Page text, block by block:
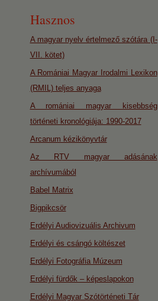
Hasznos
A magyar nyelv értelmező szótára (I-
VII. kötet)
A Romániai Magyar Irodalmi Lexikon
(RMIL) teljes anyaga
A romániai magyar kisebbség
történeti kronológiája: 1990-2017
Arcanum kézikönyvtár
Az RTV magyar adásának
archívumából
Babel Matrix
Bigpikcsör
Erdélyi Audiovizuális Archivum
Erdélyi és csángó költészet
Erdélyi Fotográfia Múzeum
Erdélyi fürdők – képeslapokon
Erdélyi Magyar Szótörténeti Tár